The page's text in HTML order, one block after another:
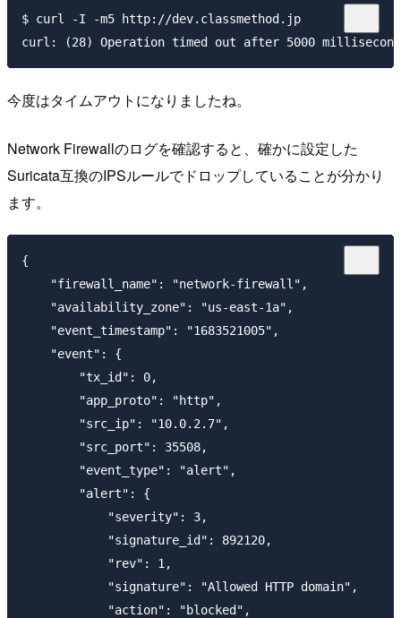
$ curl -I -m5 http://dev.classmethod.jp
今度はタイムアウトになりましたね。
Network Firewallのログを確認すると、確かに設定した
Suricata互換のIPSルールでドロップしていることが分かり
ます。
{
    "firewall_name": "network-firewall",
    "availability_zone": "us-east-1a",
    "event_timestamp": "1683521005",
    "event": {
        "tx_id": 0,
        "app_proto": "http",
        "src_ip": "10.0.2.7",
        "src_port": 35508,
        "event_type": "alert",
        "alert": {
            "severity": 3,
            "signature_id": 892120,
            "rev": 1,
            "signature": "Allowed HTTP domain",
            "action": "blocked",